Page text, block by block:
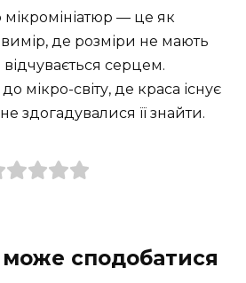
— це як
де розміри не мають
серцем.
мікро-світу, де краса існує
здогадувалися її знайти.
сподобатися